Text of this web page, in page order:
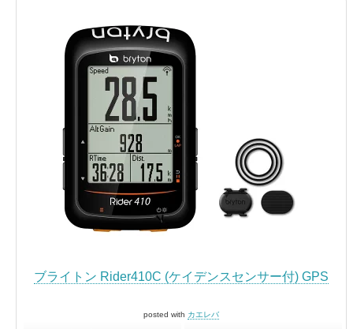
ブライトン Rider410C (ケイデンスセンサー付) GPS
posted with カエレバ